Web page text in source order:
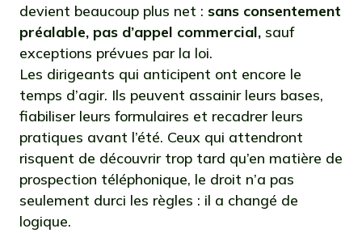
devient beaucoup plus net : sans consentement
préalable, pas d’appel commercial, sauf
exceptions prévues par la loi.
Les dirigeants qui anticipent ont encore le
temps d’agir. Ils peuvent assainir leurs bases,
fiabiliser leurs formulaires et recadrer leurs
pratiques avant l’été. Ceux qui attendront
risquent de découvrir trop tard qu’en matière de
prospection téléphonique, le droit n’a pas
seulement durci les règles : il a changé de
logique.